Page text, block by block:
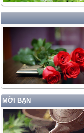
MỜI BẠN